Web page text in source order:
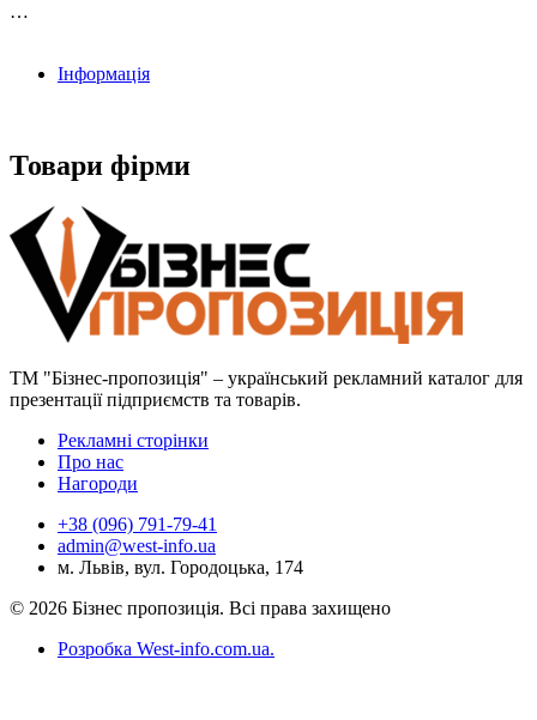
…
Інформація
Товари фірми
ТМ "Бізнес-пропозиція" – український рекламний каталог для
презентації підприємств та товарів.
Рекламні сторінки
Про нас
Нагороди
+38 (096) 791-79-41
admin@west-info.ua
м. Львів, вул. Городоцька, 174
© 2026 Бізнес пропозиція. Всі права захищено
Розробка West-info.com.ua.